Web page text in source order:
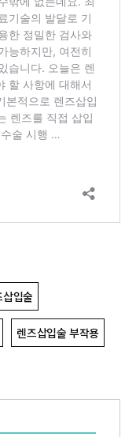
삽입술
렌즈삽입술 부작용